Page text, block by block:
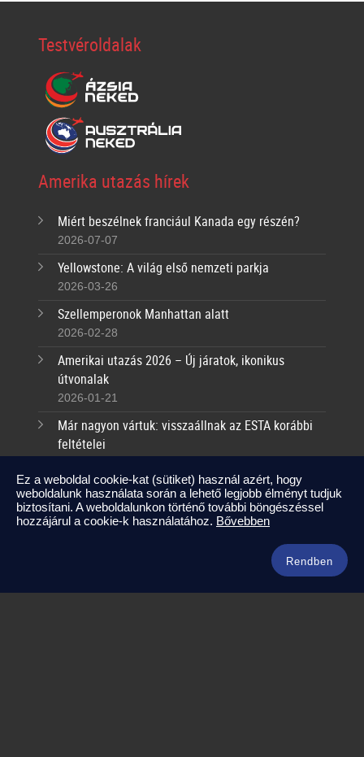
Testvéroldalak
Amerika utazás hírek
Miért beszélnek franciául Kanada egy részén?
2026-07-07
Yellowstone: A világ első nemzeti parkja
2026-03-26
Szellemperonok Manhattan alatt
2026-02-28
Amerikai utazás 2026 – Új járatok, ikonikus
útvonalak
2026-01-21
Már nagyon vártuk: visszaállnak az ESTA korábbi
feltételei
Kapcsolat
Ez a weboldal cookie-kat (sütiket) használ azért, hogy
weboldalunk használata során a lehető legjobb élményt tudjuk
biztosítani. A weboldalunkon történő további böngészéssel
hozzájárul a cookie-k használatához. Bővebben
Rendben